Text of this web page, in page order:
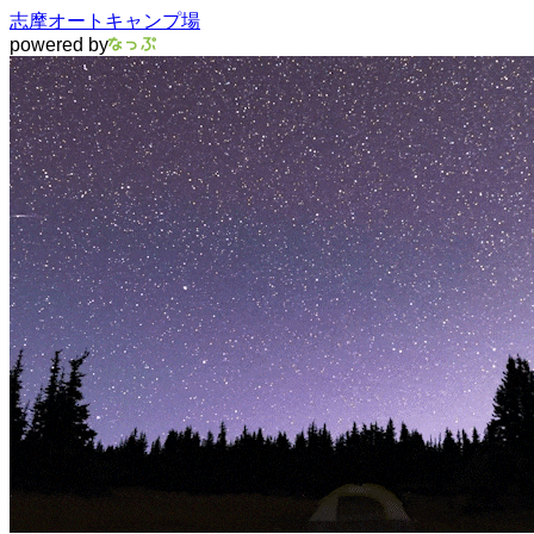
志摩オートキャンプ場
powered by